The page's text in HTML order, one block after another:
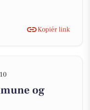
Kopiér link
og